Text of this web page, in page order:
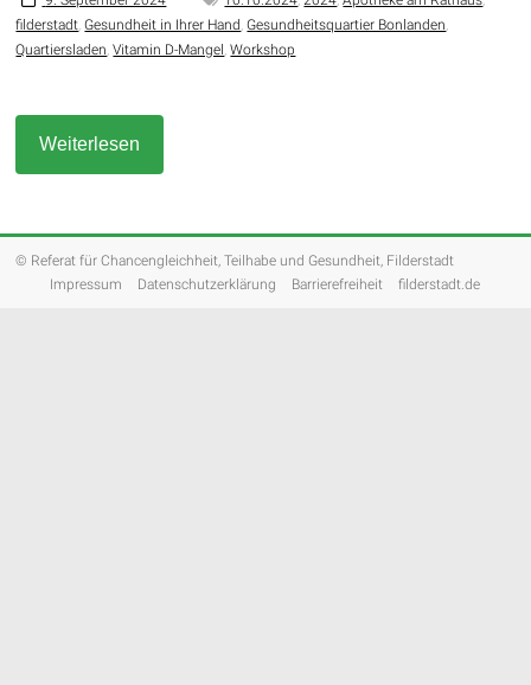
Stadt
Filderstadt
filderstadt,Gesundheit in Ihrer Hand ,Gesundheitsquartier Bonlanden,
Quartiersladen,Vitamin D-Mangel ,Workshop
Weiterlesen
© Referat für Chancengleichheit, Teilhabe und Gesundheit, Filderstadt
Impressum
Datenschutzerklärung Barrierefreiheit filderstadt.de